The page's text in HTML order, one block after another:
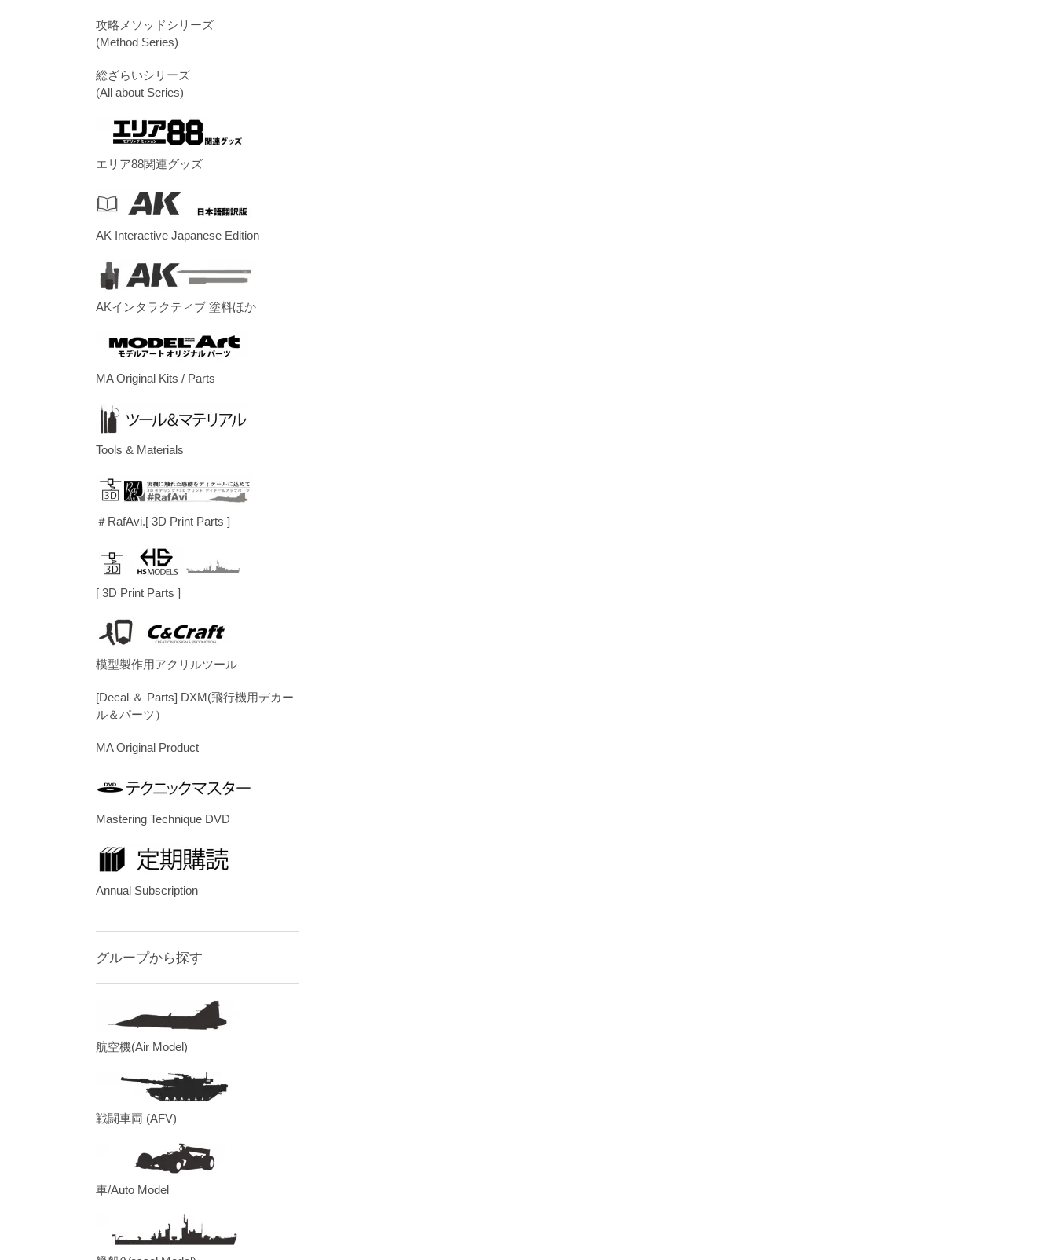
攻略メソッドシリーズ
(Method Series)
総ざらいシリーズ
(All about Series)
エリア88関連グッズ
AK Interactive Japanese Edition
AKインタラクティブ 塗料ほか
MA Original Kits / Parts
Tools & Materials
＃RafAvi.[ 3D Print Parts ]
[ 3D Print Parts ]
模型製作用アクリルツール
[Decal ＆ Parts] DXM(飛行機用デカー
ル＆パーツ）
MA Original Product
Mastering Technique DVD
Annual Subscription
グループから探す
航空機(Air Model)
戦闘車両 (AFV)
車/Auto Model